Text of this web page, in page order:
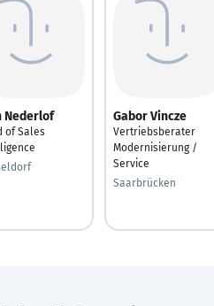
Nederlof
of Sales
Gabor Vincze
Vertriebsberater
Modernisierung /
Service
Saarbrücken